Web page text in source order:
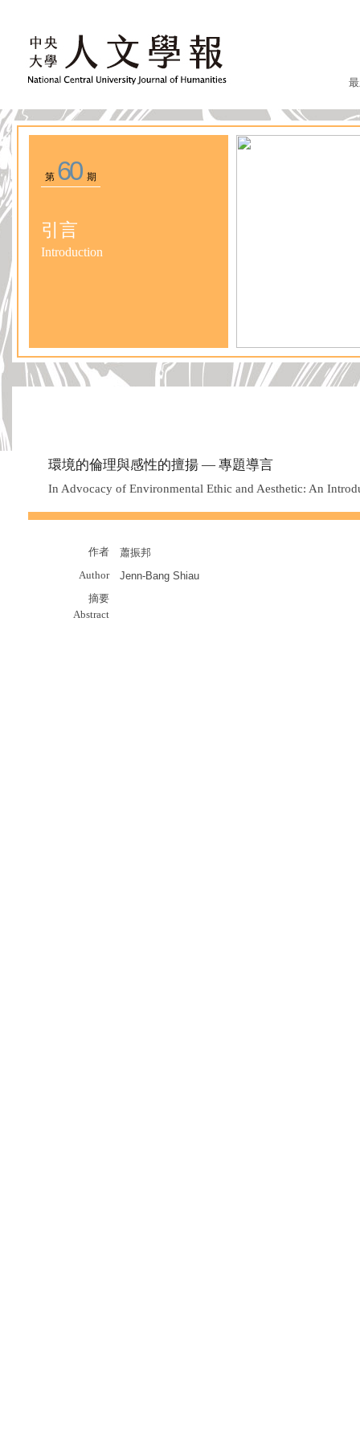
第 60期
引言
Introduction
環境的倫理與感性的擅揚 — 專題導言
In Advocacy of Environmental Ethic and Aesthetic: An
作者
蕭振邦
Author
Jenn-Bang Shiau
摘要
Abstract